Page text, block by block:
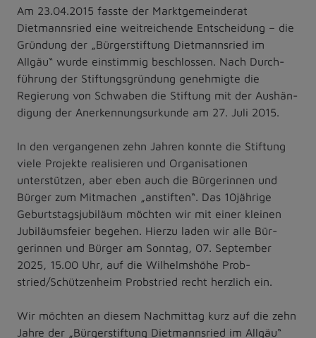
Am 23.04.2015 fasste der Marktgemeinderat
Dietmannsried eine weitreichende Entscheidung – die
Gründung der „Bürgerstiftung Dietmannsried im
Allgäu“ wurde einstimmig beschlossen. Nach Durch-
führung der Stiftungsgründung genehmigte die
Regierung von Schwaben die Stiftung mit der Aushän-
digung der Anerkennungsurkunde am 27. Juli 2015.
In den vergangenen zehn Jahren konnte die Stiftung
viele Projekte realisieren und Organisationen
unterstützen, aber eben auch die Bürgerinnen und
Bürger zum Mitmachen „anstiften“. Das 10jährige
Geburtstagsjubiläum möchten wir mit einer kleinen
Jubiläumsfeier begehen. Hierzu laden wir alle Bür-
gerinnen und Bürger am Sonntag, 07. September
2025, 15.00 Uhr, auf die Wilhelmshöhe Prob-
stried/Schützenheim Probstried recht herzlich ein.
Wir möchten an diesem Nachmittag kurz auf die zehn
Jahre der „Bürgerstiftung Dietmannsried im Allgäu“